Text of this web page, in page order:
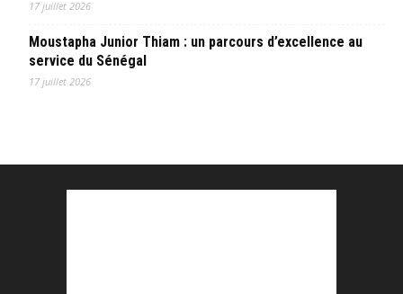
17 juillet 2026
Moustapha Junior Thiam : un parcours d’excellence au
service du Sénégal
17 juillet 2026